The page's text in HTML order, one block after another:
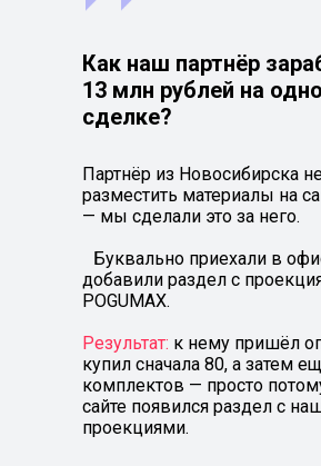
Как наш партнёр
13 млн рублей на
сделке?
Партнёр из Новосибирска
разместить материалы на
— мы сделали это за него.
Буквально приехали в
добавили раздел с
POGUMAX.
Результат: к нему пришёл
купил сначала 80, а затем
комплектов — просто
сайте появился раздел с
проекциями.